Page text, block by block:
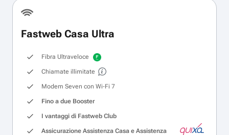
Fastweb Casa Ultra
Fibra Ultraveloce
Chiamate illimitate
Modem Seven con Wi‑Fi 7
Fino a due Booster
I vantaggi di Fastweb Club
Assicurazione Assistenza Casa e Assistenza